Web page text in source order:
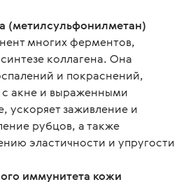
(метилсульфонилметан)
многих ферментов,
коллагена. Она
и покраснений,
с акне и выраженными
ускоряет заживление и
рубцов, а также
эластичности и упругости
иммунитета кожи